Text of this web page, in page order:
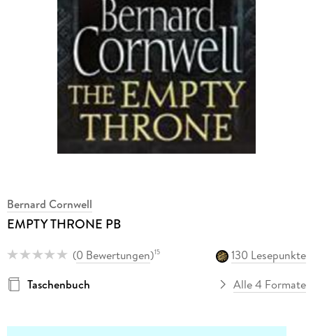
Bernard Cornwell
EMPTY THRONE PB
(0 Bewertungen)15
130 Lesepunkte
Taschenbuch
Alle 4 Formate